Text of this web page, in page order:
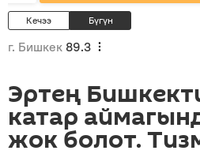
Кечээ Бүгүн
г. Бишкек 89.3
Эртең
катар
жок болот.